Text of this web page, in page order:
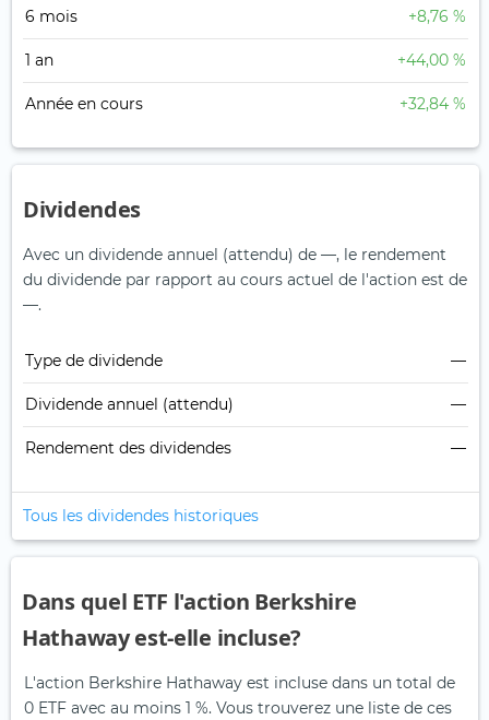
6 mois +8,76 %
1 an +44,00 %
Année en cours +32,84 %
Dividendes
Avec un dividende annuel (attendu) de —, le rendement
du dividende par rapport au cours actuel de l'action est de
—.
Type de dividende —
Dividende annuel (attendu) —
Rendement des dividendes —
Tous les dividendes historiques
Dans quel ETF l'action Berkshire
Hathaway est-elle incluse?
L'action Berkshire Hathaway est incluse dans un total de
0 ETF avec au moins 1 %. Vous trouverez une liste de ces